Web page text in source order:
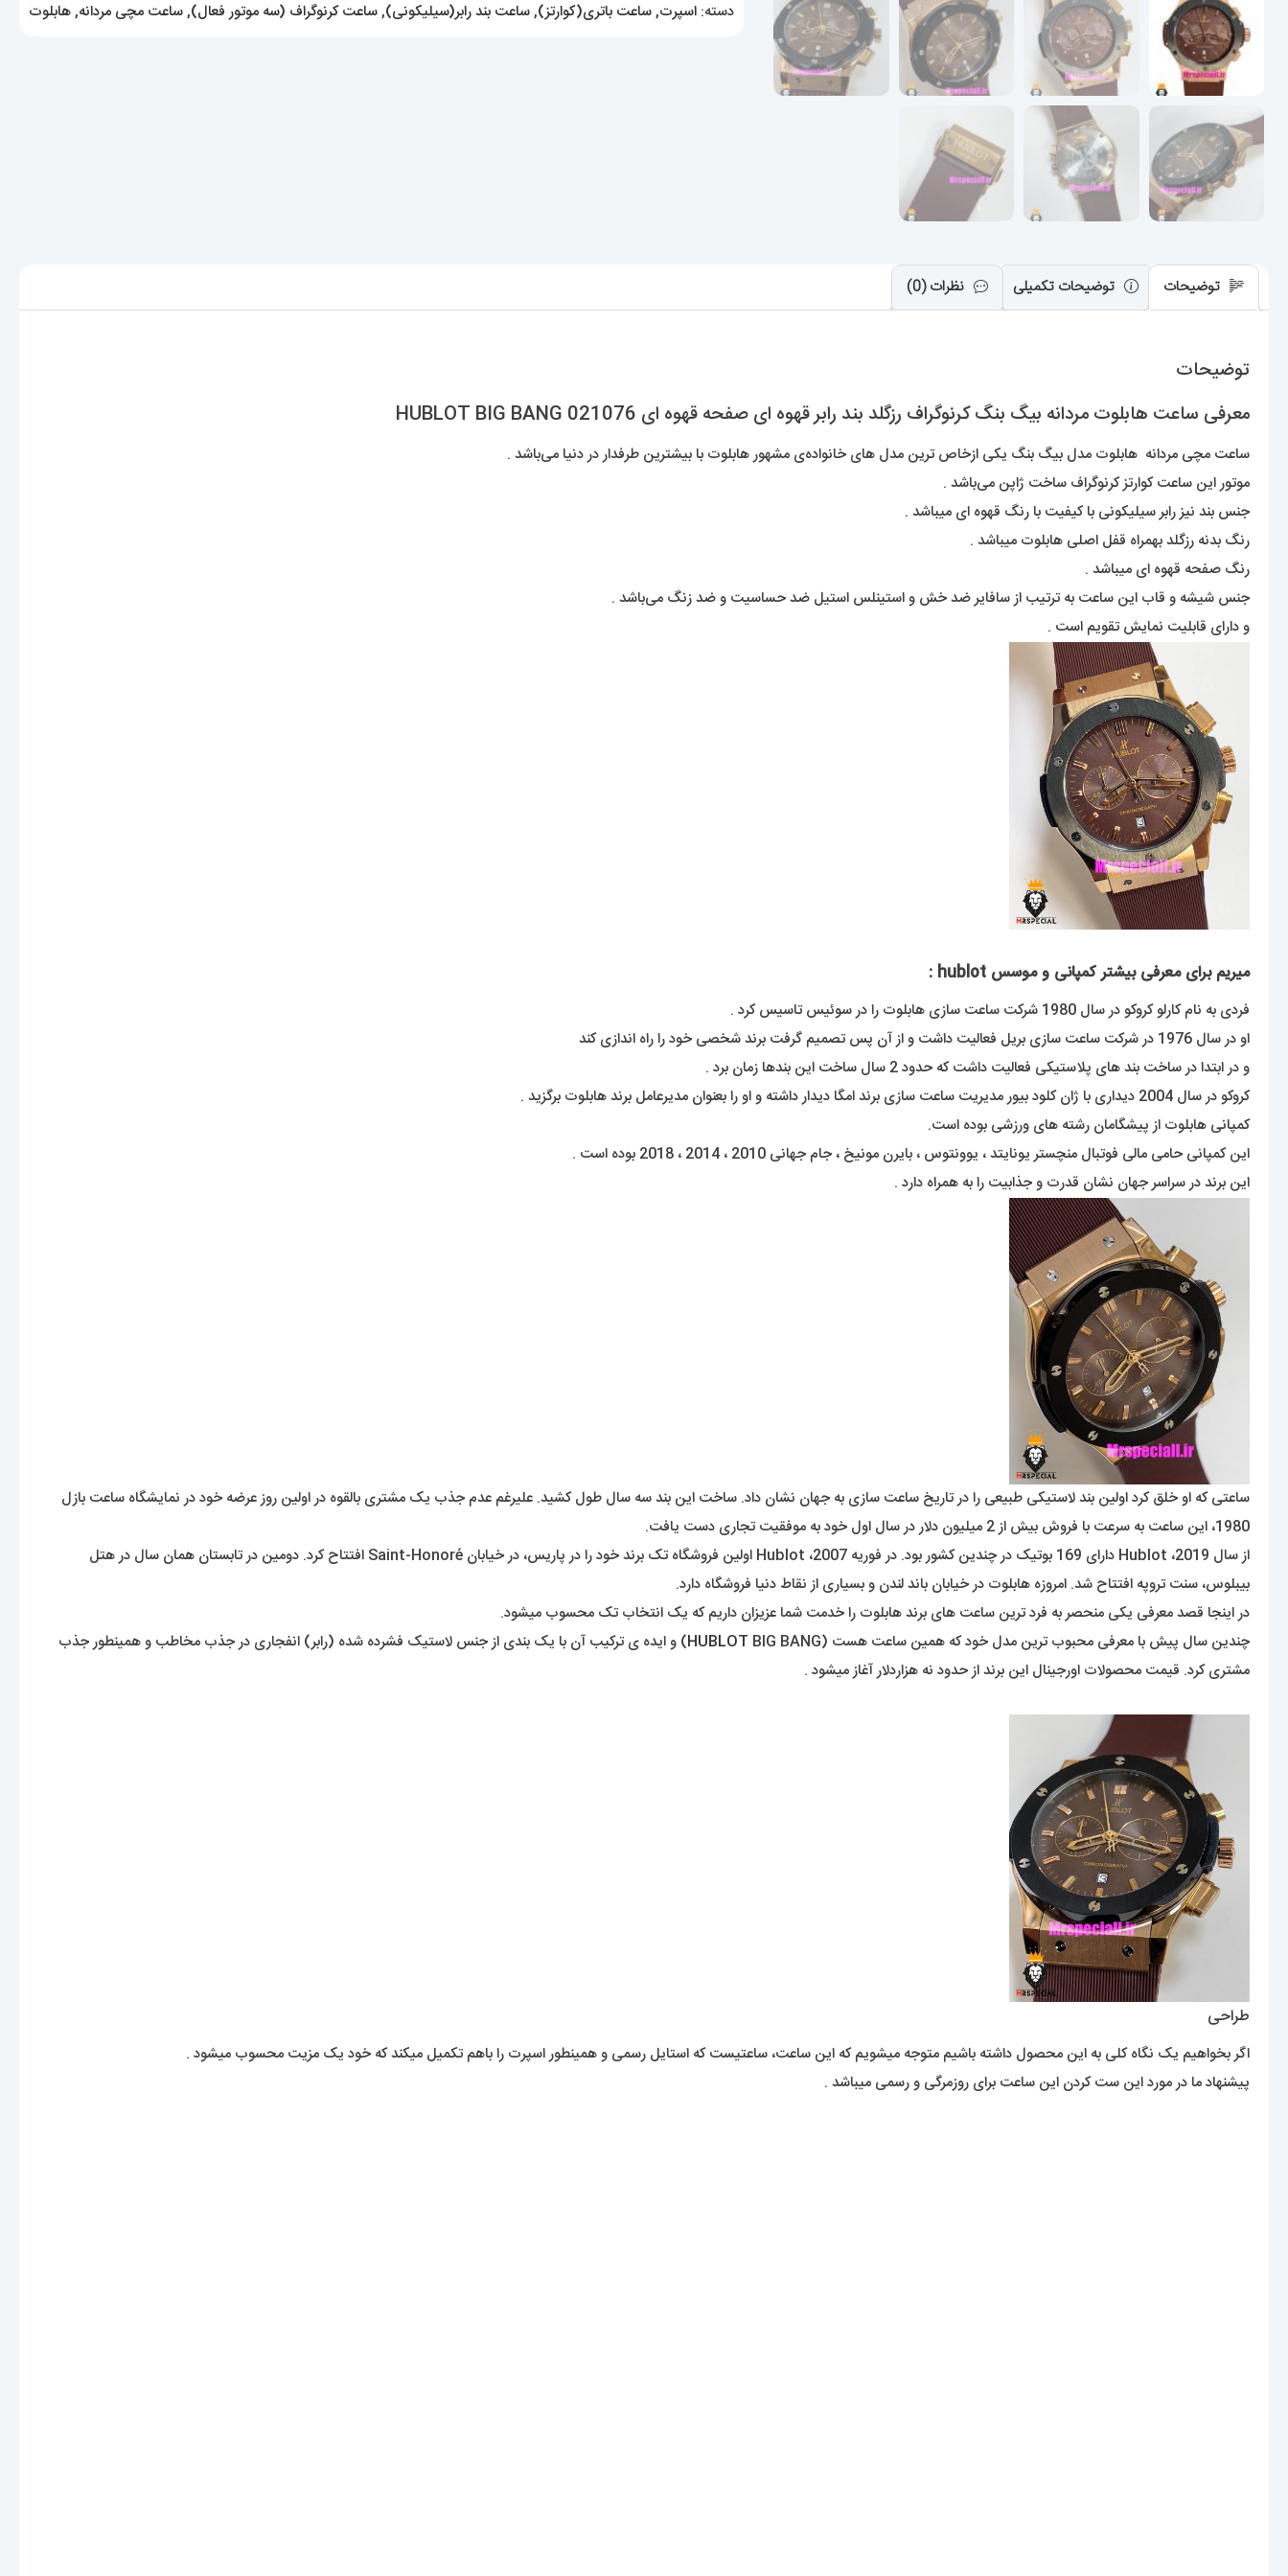
دسته: اسپرت,ساعت باتری(کوارتز),ساعت بند رابر(سیلیکونی),ساعت کرنوگراف (سه موتور فعال),ساعت مچی مردانه,هابلوت
توضیحات توضیحات تکمیلی نظرات (0)
توضیحات
معرفی ساعت هابلوت مردانه بیگ بنگ کرنوگراف رزگلد بند رابر قهوه ای صفحه قهوه ای 021076 HUBLOT BIG BANG
ساعت مچی مردانه هابلوت مدل بیگ بنگ یکی ازخاص ترین مدل های خانواده‌ی مشهور هابلوت با بیشترین طرفدار در دنیا می‌باشد .
موتور این ساعت کوارتز کرنوگراف ساخت ژاپن می‌باشد .
جنس بند نیز رابر سیلیکونی با کیفیت با رنگ قهوه ای میباشد .
رنگ بدنه رزگلد بهمراه قفل اصلی هابلوت میباشد .
رنگ صفحه قهوه ای میباشد .
جنس شیشه و قاب این ساعت به ترتیب از سافایر ضد خش و استینلس استیل ضد حساسیت و ضد زنگ می‌باشد .
و دارای قابلیت نمایش تقویم است .
میریم برای معرفی بیشتر کمپانی و موسس hublot :
فردی به نام کارلو کروکو در سال 1980 شرکت ساعت سازی هابلوت را در سوئیس تاسیس کرد .
او در سال 1976 در شرکت ساعت سازی بریل فعالیت داشت و از آن پس تصمیم گرفت برند شخصی خود را راه اندازی کند
و در ابتدا در ساخت بند های پلاستیکی فعالیت داشت که حدود 2 سال ساخت این بندها زمان برد .
کروکو در سال 2004 دیداری با ژان کلود بیور مدیریت ساعت سازی برند امگا دیدار داشته و او را بعنوان مدیرعامل برند هابلوت برگزید .
کمپانی هابلوت از پیشگامان رشته های ورزشی بوده است.
این کمپانی حامی مالی فوتبال منچستر یونایتد ، یوونتوس ، بایرن مونیخ ، جام جهانی 2010 ، 2014 ، 2018 بوده است .
این برند در سراسر جهان نشان قدرت و جذابیت را به همراه دارد .
ساعتی که او خلق کرد اولین بند لاستیکی طبیعی را در تاریخ ساعت سازی به جهان نشان داد. ساخت این بند سه سال طول کشید. علیرغم عدم جذب یک مشتری بالقوه در اولین روز عرضه خود در نمایشگاه ساعت بازل
1980، این ساعت به سرعت با فروش بیش از 2 میلیون دلار در سال اول خود به موفقیت تجاری دست یافت.
از سال 2019، Hublot دارای 169 بوتیک در چندین کشور بود. در فوریه 2007، Hublot اولین فروشگاه تک برند خود را در پاریس، در خیابان Saint-Honoré افتتاح کرد. دومین در تابستان همان سال در هتل
بیبلوس، سنت تروپه افتتاح شد. امروزه هابلوت در خیابان باند لندن و بسیاری از نقاط دنیا فروشگاه دارد.
در اینجا قصد معرفی یکی منحصر به فرد ترین ساعت های برند هابلوت را خدمت شما عزیزان داریم که یک انتخاب تک محسوب میشود.
چندین سال پیش با معرفی محبوب ترین مدل خود که همین ساعت هست (
HUBLOTBIG BANG) و ایده ی ترکیب آن با یک بندی از جنس لاستیک فشرده شده (رابر) انفجاری در جذب مخاطب و همینطور جذب
مشتری کرد. قیمت محصولات اورجینال این برند از حدود نه هزاردلار آغاز میشود .
طراحی
اگر بخواهیم یک نگاه کلی به این محصول داشته باشیم متوجه میشویم که این ساعت، ساعتیست که استایل رسمی و همینطور اسپرت را باهم تکمیل میکند که خود یک مزیت محسوب میشود .
پیشنهاد ما در مورد این ست کردن این ساعت برای روزمرگی و رسمی میباشد .